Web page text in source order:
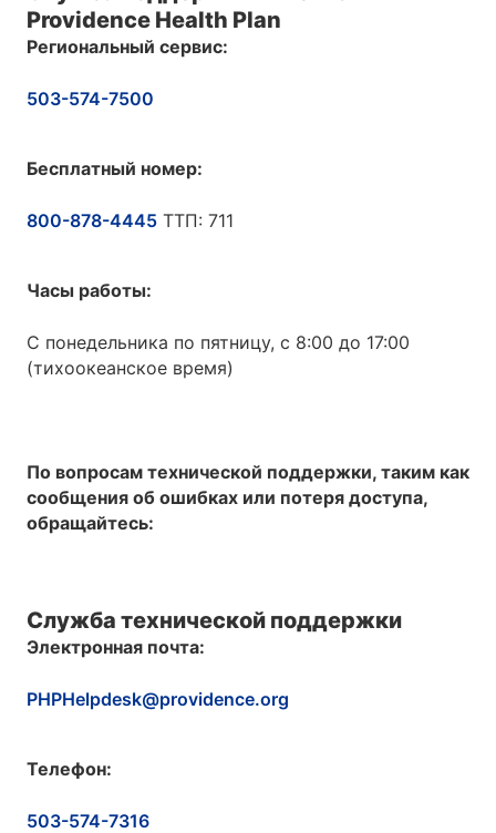
Providence Health Plan
Региональный сервис:
503-574-7500
Бесплатный номер:
800-878-4445 ТТП: 711
Часы работы:
С понедельника по пятницу, с 8:00 до 17:00
(тихоокеанское время)
По вопросам технической поддержки, таким как
сообщения об ошибках или потеря доступа,
обращайтесь:
Служба технической поддержки
Электронная почта:
PHPHelpdesk@providence.org
Телефон:
503-574-7316